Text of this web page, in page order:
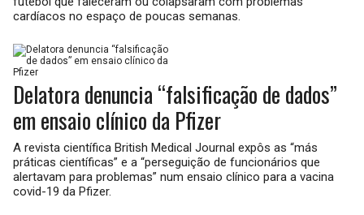
cardíacos no espaço de poucas semanas.
Delatora denuncia “falsificação de dados”
em ensaio clínico da Pfizer
A revista científica British Medical Journal expôs as “más
práticas científicas” e a “perseguição de funcionários que
alertavam para problemas” num ensaio clínico para a vacina
covid-19 da Pfizer.